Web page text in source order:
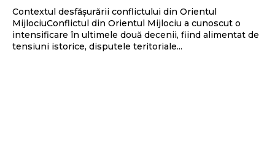
Contextul desfășurării conflictului din Orientul
MijlociuConflictul din Orientul Mijlociu a cunoscut o
intensificare în ultimele două decenii, fiind alimentat de
tensiuni istorice, disputele teritoriale...